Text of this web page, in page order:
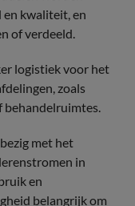
kwaliteit, en
of verdeeld.
logistiek voor het
zoals
behandelruimtes.
met het
in
en
belangrijk om